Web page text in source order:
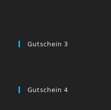
Gutschein 3
Gutschein 4